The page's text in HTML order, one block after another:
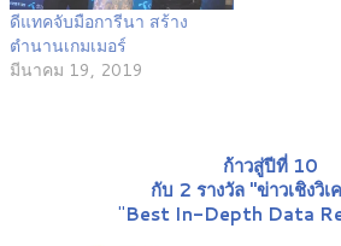
ดีแทคจับมือการีนา สร้าง
ตำนานเกมเมอร์
มีนาคม 19, 2019
ก้าวสู่ปีที่ 10
กับ 2 รางวัล "ข่าวเชิงวิเ
"Best In-Depth Data